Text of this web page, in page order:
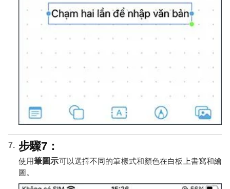
步驟7：
使用筆圖示可以選擇不同的筆樣式和顏色在白板上書寫和繪
圖。